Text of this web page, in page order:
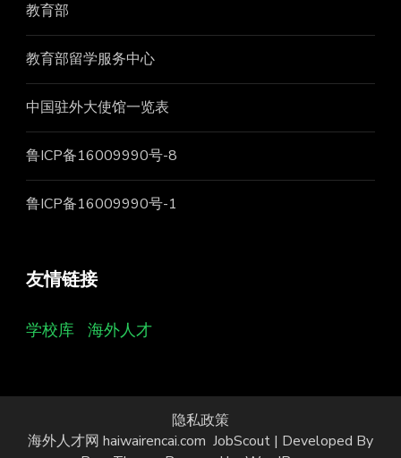
教育部
教育部留学服务中心
中国驻外大使馆一览表
鲁ICP备16009990号-8
鲁ICP备16009990号-1
友情链接
学校库 海外人才
隐私政策
海外人才网 haiwairencai.com JobScout | Developed By